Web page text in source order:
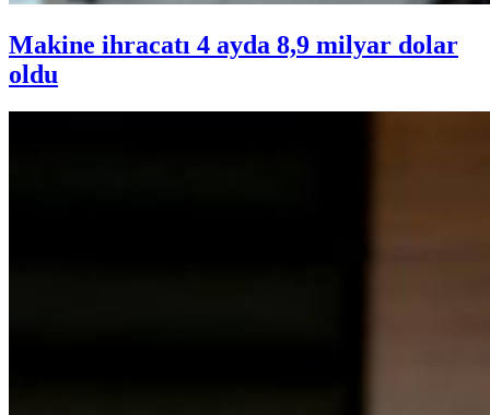
Makine ihracatı 4 ayda 8,9 milyar dolar
oldu